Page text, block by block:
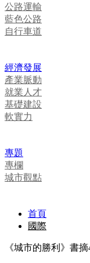
公路運輸
藍色公路
自行車道
經濟發展
產業脈動
就業人才
基礎建設
軟實力
專題
專欄
城市觀點
首頁
國際
《城市的勝利》書摘